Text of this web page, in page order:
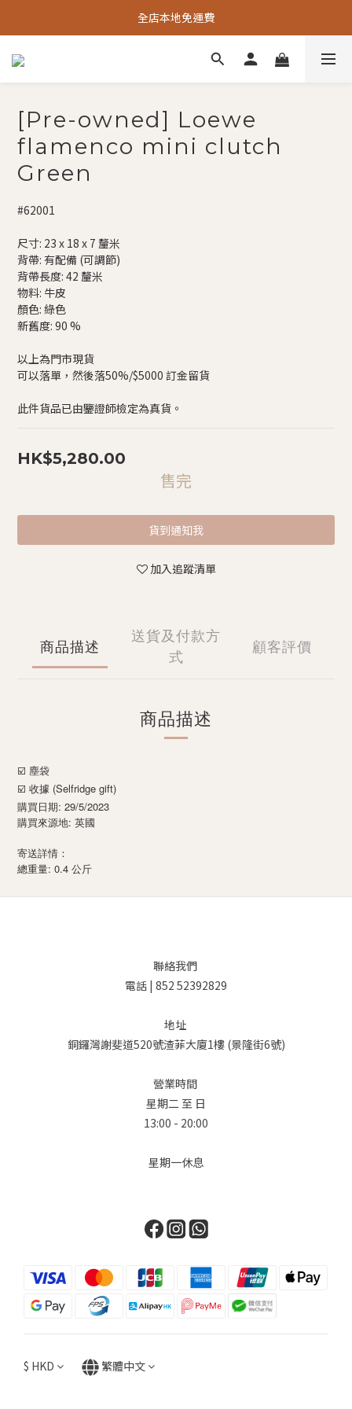
全店本地免運費
[Pre-owned] Loewe
flamenco mini clutch
Green
#62001
尺寸: 23 x 18 x 7 釐米
背帶: 有配備 (可調節)
背帶長度: 42 釐米
物料: 牛皮
顏色: 綠色
新舊度: 90 %
以上為門市現貨
可以落單，然後落50%/$5000 訂金留貨
此件貨品已由鑒證師檢定為真貨。
HK$5,280.00
售完
貨到通知我
加入追蹤清單
商品描述
送貨及付款方
式
顧客評價
商品描述
☑️ 塵袋
☑️ 收據 (Selfridge gift)
購買日期: 29/5/2023
購買來源地: 英國
寄送詳情：
總重量: 0.4 公斤
聯絡我們
電話 | 852 52392829
地址
銅鑼灣謝斐道520號渣菲大廈1樓 (景隆街6號)
營業時間
星期二 至 日
13:00 - 20:00
星期一休息
$ HKD 繁體中文